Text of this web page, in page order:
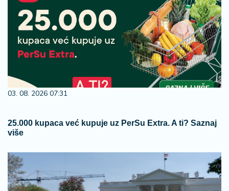
03. 08. 2026 07:31
25.000 kupaca već kupuje uz PerSu Extra. A ti? Saznaj
više